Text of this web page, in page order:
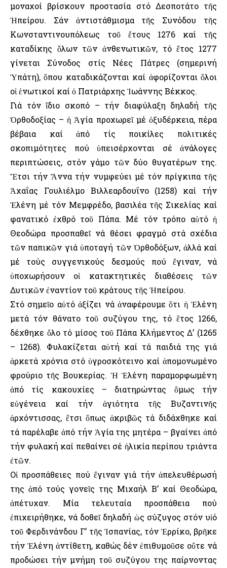
μοναχοί βρίσκουν προστασία στό Δεσποτάτο τῆς
Ἠπείρου. Σάν ἀντιστάθμισμα τῆς Συνόδου τῆς
Κωνσταντινουπόλεως τοῦ ἔτους 1276 καί τῆς
καταδίκης ὅλων τῶν ἀνθενωτικῶν, τό ἔτος 1277
γίνεται Σύνοδος στίς Νέες Πάτρες (σημερινή
Ὑπάτη), ὅπου καταδικάζονται καί ἀφορίζονται ὅλοι
οἱ ἑνωτικοί καί ὁ Πατριάρχης Ἰωάννης Βέκκος.
Γιά τόν ἴδιο σκοπό – τήν διαφύλαξη δηλαδή τῆς
Ὀρθοδοξίας – ἡ Ἁγία προχωρεῖ μέ ὀξυδέρκεια, πέρα
βέβαια καί ἀπό τίς ποικίλες πολιτικές
σκοπιμότητες πού ὑπεισέρχονται σέ ἀνάλογες
περιπτώσεις, στόν γάμο τῶν δύο θυγατέρων της.
Ἔτσι τήν Ἄννα τήν νυμφεύει μέ τόν πρίγκιπα τῆς
Ἀχαΐας Γουλιέλμο Βιλλεαρδουΐνο (1258) καί τήν
Ἑλένη μέ τόν Μεμφρέδο, βασιλέα τῆς Σικελίας καί
φανατικό ἐχθρό τοῦ Πάπα. Μέ τόν τρόπο αὐτό ἡ
Θεοδώρα προσπαθεῖ νά θέσει φραγμό στά σχέδια
τῶν παπικῶν γιά ὑποταγή τῶν Ὀρθοδόξων, ἀλλά καί
μέ τούς συγγενικούς δεσμούς πού ἔγιναν, νά
ὑποχωρήσουν οἱ κατακτητικές διαθέσεις τῶν
Δυτικῶν ἐναντίον τοῦ κράτους τῆς Ἠπείρου.
Στό σημεῖο αὐτό ἀξίζει νά ἀναφέρουμε ὅτι ἡ Ἑλένη
μετά τόν θάνατο τοῦ συζύγου της, τό ἔτος 1266,
δέχθηκε ὅλο τό μίσος τοῦ Πάπα Κλήμεντος Δ’ (1265
– 1268). Φυλακίζεται αὐτή καί τά παιδιά της γιά
ἀρκετά χρόνια στό ὑγροσκότεινο καί ἀπομονωμένο
φρούριο τῆς Βουκερίας. Ἡ Ἑλένη παραμορφωμένη
ἀπό τίς κακουχίες – διατηρώντας ὅμως τήν
εὐγένεια καί τήν ἁγιότητα τῆς Βυζαντινῆς
ἀρχόντισσας, ἔτσι ὅπως ἀκριβῶς τά διδάχθηκε καί
τά παρέλαβε ἀπό τήν Ἁγία της μητέρα – βγαίνει ἀπό
τήν φυλακή καί πεθαίνει σέ ἡλικία περίπου τριάντα
ἐτῶν.
Οἱ προσπάθειες πού ἔγιναν γιά τήν ἀπελευθέρωσή
της ἀπό τούς γονεῖς της Μιχαήλ Β’ καί Θεοδώρα,
ἀπέτυχαν. Μία τελευταία προσπάθεια πού
ἐπιχειρήθηκε, νά δοθεῖ δηλαδή ὡς σύζυγος στόν υἱό
τοῦ Φερδινάνδου Γ’ τῆς Ἱσπανίας, τόν Ἐρρίκο, βρῆκε
τήν Ἑλένη ἀντίθετη, καθώς δέν ἐπιθυμοῦσε οὔτε νά
προδώσει τήν μνήμη τοῦ συζύγου της παίρνοντας